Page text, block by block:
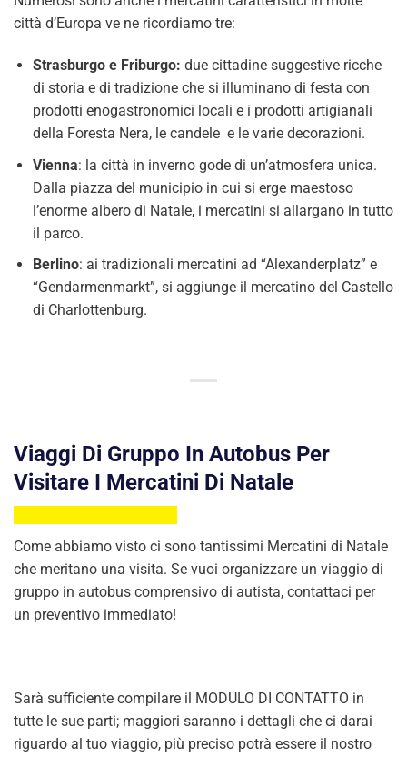
città d’Europa ve ne ricordiamo tre:
Strasburgo e Friburgo: due cittadine suggestive ricche
di storia e di tradizione che si illuminano di festa con
prodotti enogastronomici locali e i prodotti artigianali
della Foresta Nera, le candele e le varie decorazioni.
Vienna: la città in inverno gode di un’atmosfera unica.
Dalla piazza del municipio in cui si erge maestoso
l’enorme albero di Natale, i mercatini si allargano in tutto
il parco.
Berlino: ai tradizionali mercatini ad “Alexanderplatz” e
“Gendarmenmarkt”, si aggiunge il mercatino del Castello
di Charlottenburg.
Viaggi Di Gruppo In Autobus Per
Visitare I Mercatini Di Natale
Come abbiamo visto ci sono tantissimi Mercatini di Natale
che meritano una visita. Se vuoi organizzare un viaggio di
gruppo in autobus comprensivo di autista, contattaci per
un preventivo immediato!
Sarà sufficiente compilare il MODULO DI CONTATTO in
tutte le sue parti; maggiori saranno i dettagli che ci darai
riguardo al tuo viaggio, più preciso potrà essere il nostro